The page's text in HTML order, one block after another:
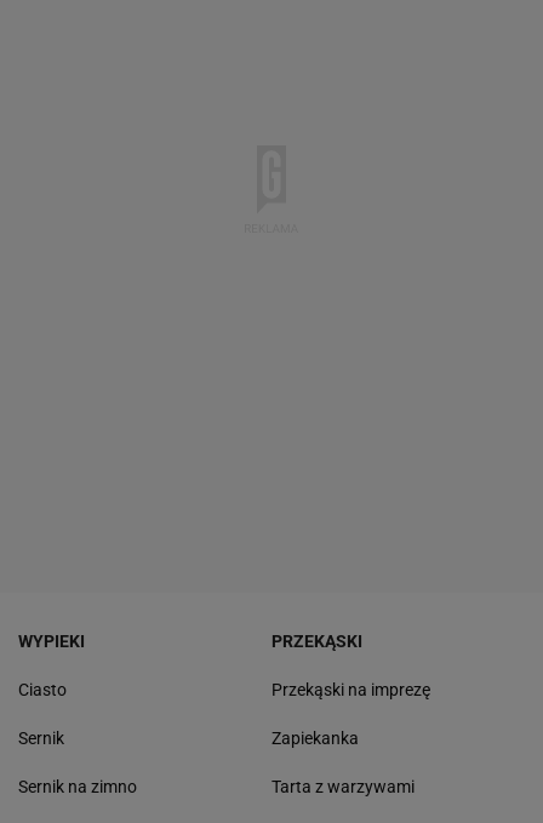
WYPIEKI
Ciasto
Sernik
Sernik na zimno
PRZEKĄSKI
Przekąski na imprezę
Zapiekanka
Tarta z warzywami